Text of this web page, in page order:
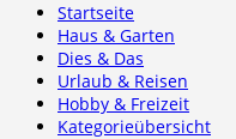
Startseite
Haus & Garten
Dies & Das
Urlaub & Reisen
Hobby & Freizeit
Kategorieübersicht